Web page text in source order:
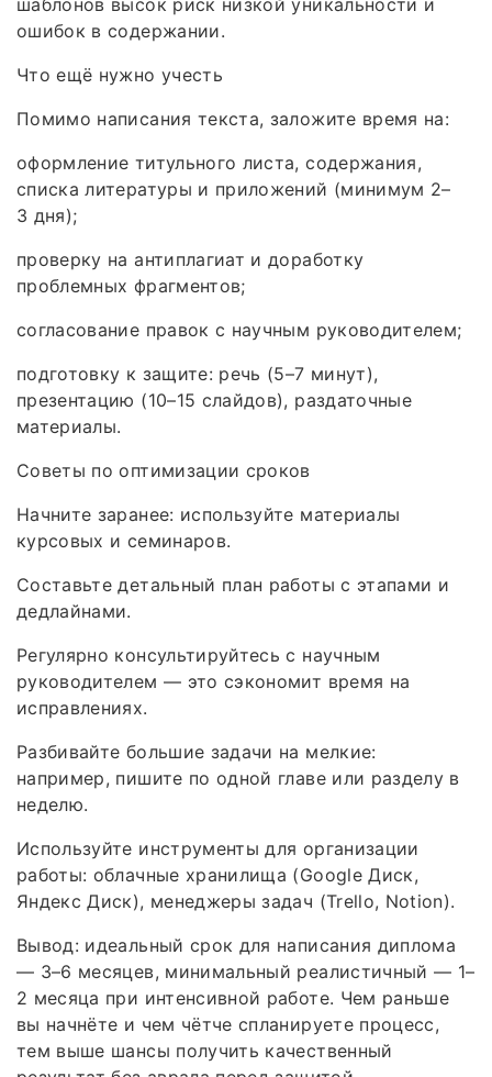
шаблонов высок риск низкой уникальности и
ошибок в содержании.
Что ещё нужно учесть
Помимо написания текста, заложите время на:
оформление титульного листа, содержания,
списка литературы и приложений (минимум 2–
3 дня);
проверку на антиплагиат и доработку
проблемных фрагментов;
согласование правок с научным руководителем;
подготовку к защите: речь (5–7 минут),
презентацию (10–15 слайдов), раздаточные
материалы.
Советы по оптимизации сроков
Начните заранее: используйте материалы
курсовых и семинаров.
Составьте детальный план работы с этапами и
дедлайнами.
Регулярно консультируйтесь с научным
руководителем — это сэкономит время на
исправлениях.
Разбивайте большие задачи на мелкие:
например, пишите по одной главе или разделу в
неделю.
Используйте инструменты для организации
работы: облачные хранилища (Google Диск,
Яндекс Диск), менеджеры задач (Trello, Notion).
Вывод: идеальный срок для написания диплома
— 3–6 месяцев, минимальный реалистичный — 1–
2 месяца при интенсивной работе. Чем раньше
вы начнёте и чем чётче спланируете процесс,
тем выше шансы получить качественный